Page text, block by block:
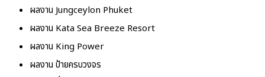
ผลงาน Jungceylon Phuket
ผลงาน Kata Sea Breeze Resort
ผลงาน King Power
ผลงาน ป้ายครบวงจร